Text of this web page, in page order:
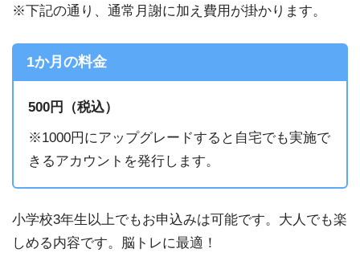
※下記の通り、通常月謝に加え費用が掛かります。
1か月の料金
500円（税込）
※1000円にアップグレードすると自宅でも実施で
きるアカウントを発行します。
小学校3年生以上でもお申込みは可能です。大人でも楽
しめる内容です。脳トレに最適！